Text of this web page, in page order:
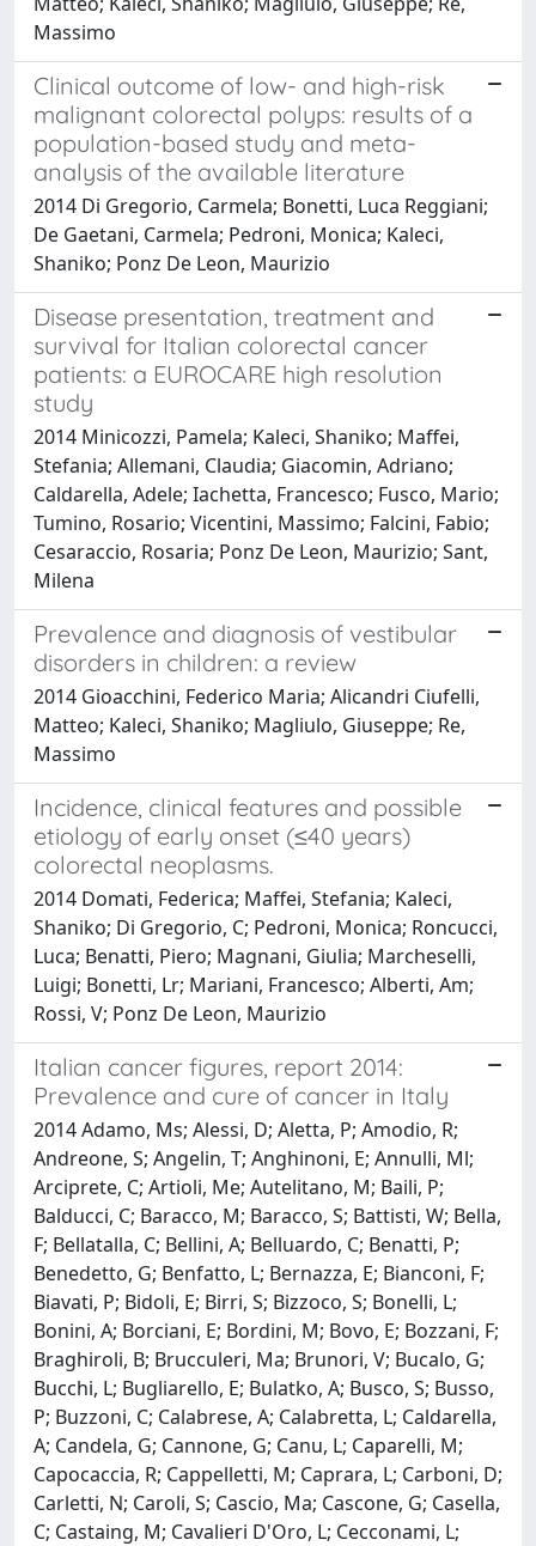
Massimo
Clinical outcome of low- and high-risk
malignant colorectal polyps: results of a
population-based study and meta-
analysis of the available literature
2014 Di Gregorio, Carmela; Bonetti, Luca Reggiani;
De Gaetani, Carmela; Pedroni, Monica; Kaleci,
Shaniko; Ponz De Leon, Maurizio
Disease presentation, treatment and
survival for Italian colorectal cancer
patients: a EUROCARE high resolution
study
2014 Minicozzi, Pamela; Kaleci, Shaniko; Maffei,
Stefania; Allemani, Claudia; Giacomin, Adriano;
Caldarella, Adele; Iachetta, Francesco; Fusco, Mario;
Tumino, Rosario; Vicentini, Massimo; Falcini, Fabio;
Cesaraccio, Rosaria; Ponz De Leon, Maurizio; Sant,
Milena
Prevalence and diagnosis of vestibular
disorders in children: a review
2014 Gioacchini, Federico Maria; Alicandri Ciufelli,
Matteo; Kaleci, Shaniko; Magliulo, Giuseppe; Re,
Massimo
Incidence, clinical features and possible
etiology of early onset (≤40 years)
colorectal neoplasms.
2014 Domati, Federica; Maffei, Stefania; Kaleci,
Shaniko; Di Gregorio, C; Pedroni, Monica; Roncucci,
Luca; Benatti, Piero; Magnani, Giulia; Marcheselli,
Luigi; Bonetti, Lr; Mariani, Francesco; Alberti, Am;
Rossi, V; Ponz De Leon, Maurizio
Italian cancer figures, report 2014:
Prevalence and cure of cancer in Italy
2014 Adamo, Ms; Alessi, D; Aletta, P; Amodio, R;
Andreone, S; Angelin, T; Anghinoni, E; Annulli, Ml;
Arciprete, C; Artioli, Me; Autelitano, M; Baili, P;
Balducci, C; Baracco, M; Baracco, S; Battisti, W; Bella,
F; Bellatalla, C; Bellini, A; Belluardo, C; Benatti, P;
Benedetto, G; Benfatto, L; Bernazza, E; Bianconi, F;
Biavati, P; Bidoli, E; Birri, S; Bizzoco, S; Bonelli, L;
Bonini, A; Borciani, E; Bordini, M; Bovo, E; Bozzani, F;
Braghiroli, B; Brucculeri, Ma; Brunori, V; Bucalo, G;
Bucchi, L; Bugliarello, E; Bulatko, A; Busco, S; Busso,
P; Buzzoni, C; Calabrese, A; Calabretta, L; Caldarella,
A; Candela, G; Cannone, G; Canu, L; Caparelli, M;
Capocaccia, R; Cappelletti, M; Caprara, L; Carboni, D;
Carletti, N; Caroli, S; Cascio, Ma; Cascone, G; Casella,
C; Castaing, M; Cavalieri D'Oro, L; Cecconami, L;